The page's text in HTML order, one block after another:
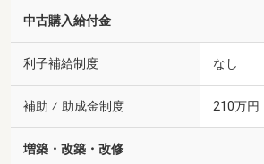
中古購入給付金
利子補給制度 なし
補助 ⁄ 助成金制度 210万円
増築・改築・改修